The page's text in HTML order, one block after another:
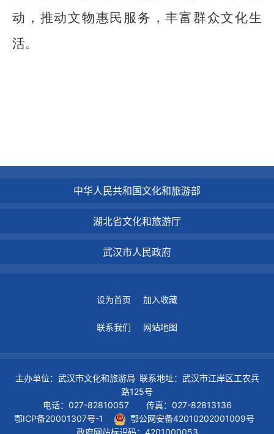
动，推动文物惠民服务，丰富群众文化生
活。
中华人民共和国文化和旅游部
湖北省文化和旅游厅
武汉市人民政府
设为首页 加入收藏
联系我们 网站地图
主办单位：武汉市文化和旅游局 联系地址：武汉市江岸区工农兵
路125号
电话：027-82810057 传真：027-82813136
鄂ICP备20001307号-1
鄂公网安备42010202001009号